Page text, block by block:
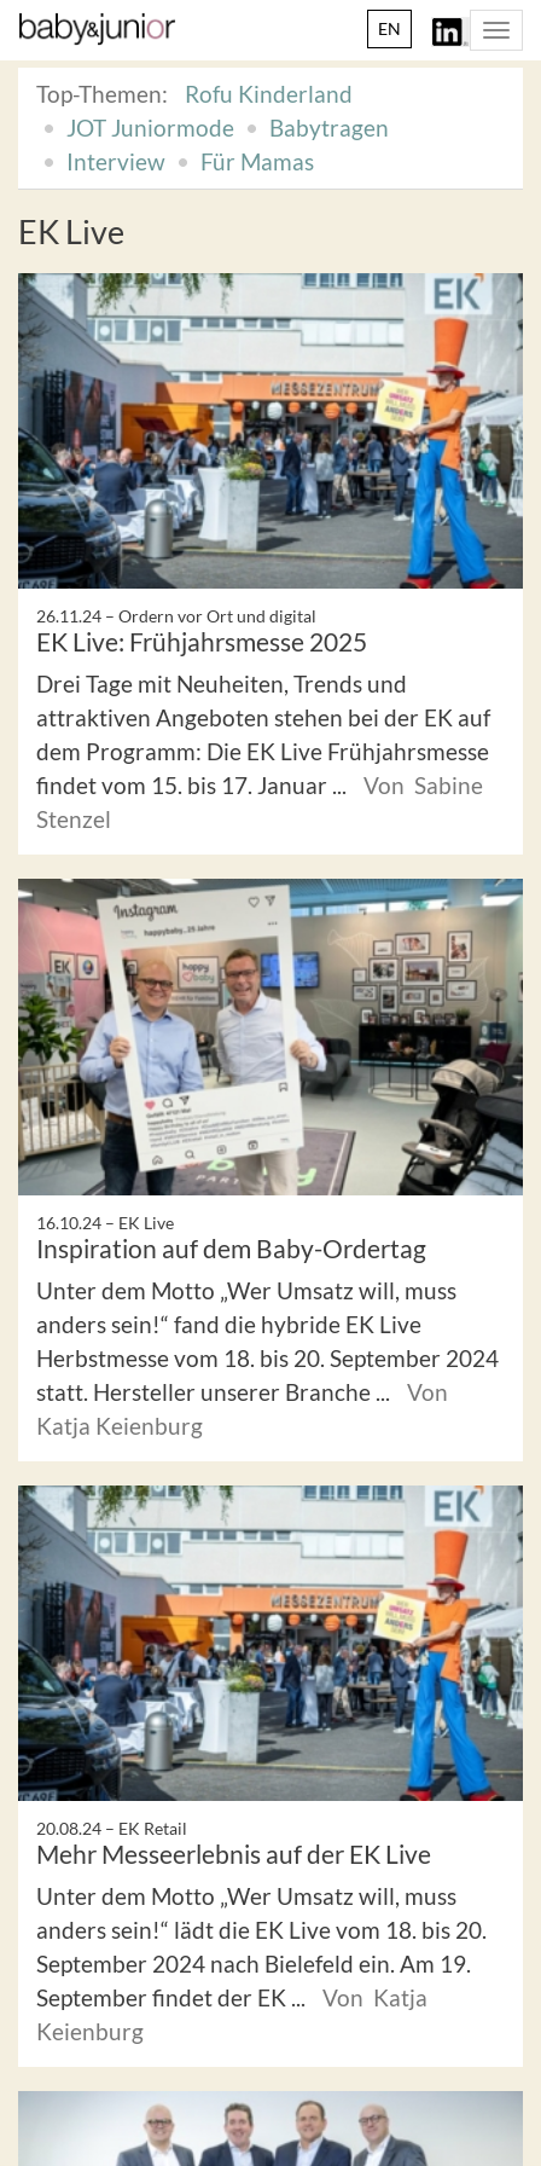
EN
Top-Themen:
Rofu Kinderland
JOT Juniormode
Babytragen
Interview
Für Mamas
EK Live
26.11.24 – Ordern vor Ort und digital
EK Live: Frühjahrsmesse 2025
Drei Tage mit Neuheiten, Trends und
attraktiven Angeboten stehen bei der EK auf
dem Programm: Die EK Live Frühjahrsmesse
findet vom 15. bis 17. Januar ...
Von Sabine
Stenzel
16.10.24 – EK Live
Inspiration auf dem Baby-Ordertag
Unter dem Motto „Wer Umsatz will, muss
anders sein!“ fand die hybride EK Live
Herbstmesse vom 18. bis 20. September 2024
statt. Hersteller unserer Branche ...
Von
Katja Keienburg
20.08.24 – EK Retail
Mehr Messeerlebnis auf der EK Live
Unter dem Motto „Wer Umsatz will, muss
anders sein!“ lädt die EK Live vom 18. bis 20.
September 2024 nach Bielefeld ein. Am 19.
September findet der EK ...
Von Katja
Keienburg